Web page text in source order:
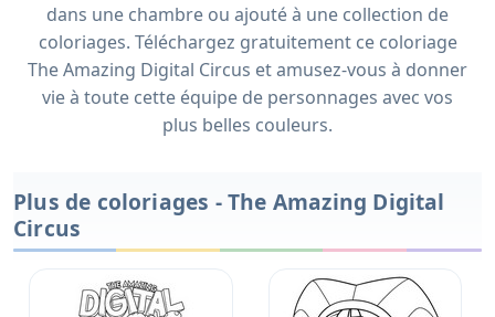
dans une chambre ou ajouté à une collection de
coloriages. Téléchargez gratuitement ce coloriage
The Amazing Digital Circus et amusez-vous à donner
vie à toute cette équipe de personnages avec vos
plus belles couleurs.
Plus de coloriages - The Amazing Digital
Circus